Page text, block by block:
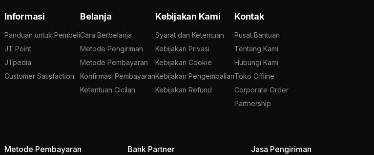
Informasi
Panduan untuk Pembeli
JT Point
JTpedia
Customer Satisfaction
Belanja
Cara Berbelanja
Metode Pengiriman
Metode Pembayaran
Konfirmasi Pembayaran
Ketentuan Cicilan
Kebijakan Kami
Syarat dan Ketentuan
Kebijakan Privasi
Kebijakan Cookie
Kebijakan Pengembalian
Kebijakan Refund
Kontak
Pusat Bantuan
Tentang Kami
Hubungi Kami
Toko Offline
Corporate Order
Partnership
Metode Pembayaran Bank Partner Jasa Pengiriman